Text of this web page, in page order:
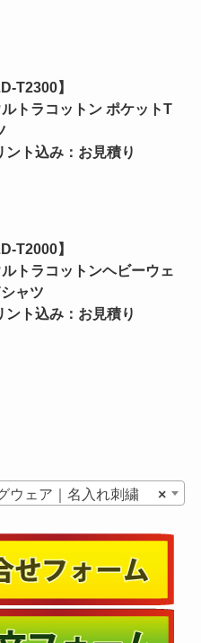
T2300】
トラコットン ポケットT
ト込み：お見積り
T2000】
トラコットンヘビーウェ
ャツ
ト込み：お見積り
×
ウェア｜名入れ刺繍